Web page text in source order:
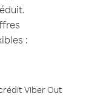
:
Viber Out